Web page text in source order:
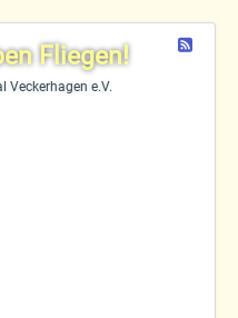
Fliegen!
Veckerhagen e.V.